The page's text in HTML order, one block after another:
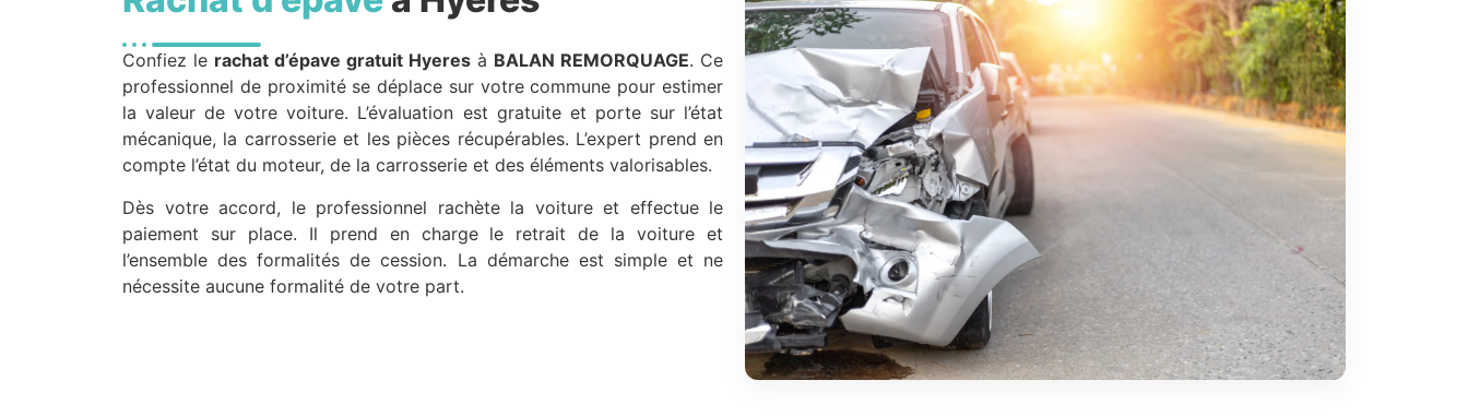
Confiez le rachat d’épave gratuit Hyeres à BALAN REMORQUAGE. Ce
professionnel de proximité se déplace sur votre commune pour estimer
la valeur de votre voiture. L’évaluation est gratuite et porte sur l’état
mécanique, la carrosserie et les pièces récupérables. L’expert prend en
compte l’état du moteur, de la carrosserie et des éléments valorisables.
Dès votre accord, le professionnel rachète la voiture et effectue le
paiement sur place. Il prend en charge le retrait de la voiture et
l’ensemble des formalités de cession. La démarche est simple et ne
nécessite aucune formalité de votre part.